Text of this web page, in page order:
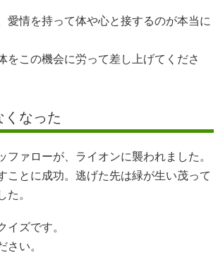
愛情を持って体や心と接するのが本当に
をこの機会に労って差し上げてくださ
くなった
ファローが、ライオンに襲われました。
ことに成功。逃げた先は緑が生い茂って
た。
イズです。
さい。